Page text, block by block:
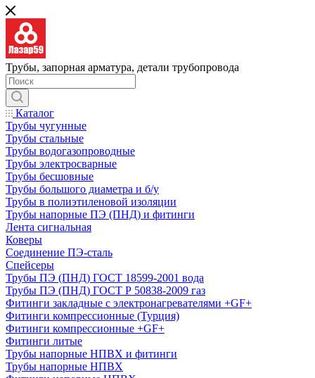
Трубы, запорная арматура, детали трубопровода
Каталог
Трубы чугунные
Трубы стальные
Трубы водогазопроводные
Трубы электросварные
Трубы бесшовные
Трубы большого диаметра и б/у
Трубы в полиэтиленовой изоляции
Трубы напорные ПЭ (ПНД) и фитинги
Лента сигнальная
Коверы
Соединение ПЭ-сталь
Спейсеры
Трубы ПЭ (ПНД) ГОСТ 18599-2001 вода
Трубы ПЭ (ПНД) ГОСТ Р 50838-2009 газ
Фитинги закладные с электронагревателями +GF+
Фитинги компрессионные (Турция)
Фитинги компрессионные +GF+
Фитинги литые
Трубы напорные НПВХ и фитинги
Трубы напорные НПВХ